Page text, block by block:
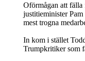
Oförmågan att
justitieminister
mest trogna
In kom i stället
Trumpkritiker som